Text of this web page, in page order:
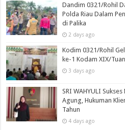
Dandim 0321/Rohil
Polda Riau Dalam
di Palika
2 days ago
Kodim 0321/Rohil
ke-1 Kodam XIX/
3 days ago
SRI WAHYULI
Agung, Hukuman
Tahun
4 days ago